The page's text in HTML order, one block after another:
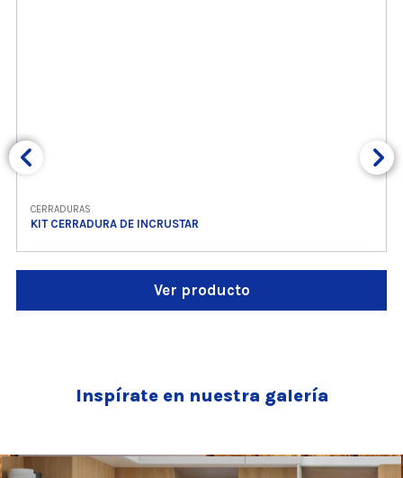
CERRADURAS
KIT CERRADURA DE INCRUSTAR
Ver producto
Inspírate en nuestra galería